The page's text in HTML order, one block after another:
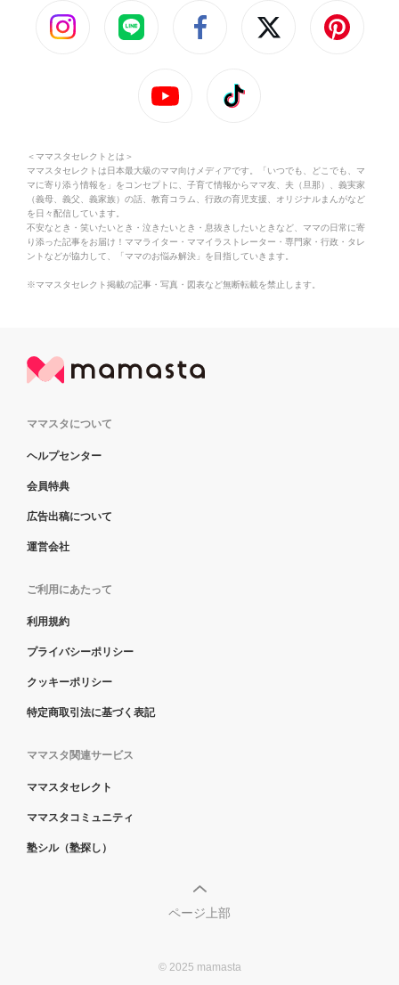
＜ママスタセレクトとは＞
ママスタセレクトは日本最大級のママ向けメディアです。「いつでも、どこでも、マ
マに寄り添う情報を」をコンセプトに、子育て情報からママ友、夫（旦那）、義実家
（義母、義父、義家族）の話、教育コラム、行政の育児支援、オリジナルまんがなど
を日々配信しています。
不安なとき・笑いたいとき・泣きたいとき・息抜きしたいときなど、ママの日常に寄
り添った記事をお届け！ママライター・ママイラストレーター・専門家・行政・タレ
ントなどが協力して、「ママのお悩み解決」を目指していきます。
※ママスタセレクト掲載の記事・写真・図表など無断転載を禁止します。
ママスタについて
ヘルプセンター
会員特典
広告出稿について
運営会社
ご利用にあたって
利用規約
プライバシーポリシー
クッキーポリシー
特定商取引法に基づく表記
ママスタ関連サービス
ママスタセレクト
ママスタコミュニティ
塾シル（塾探し）
ページ上部
© 2025 mamasta